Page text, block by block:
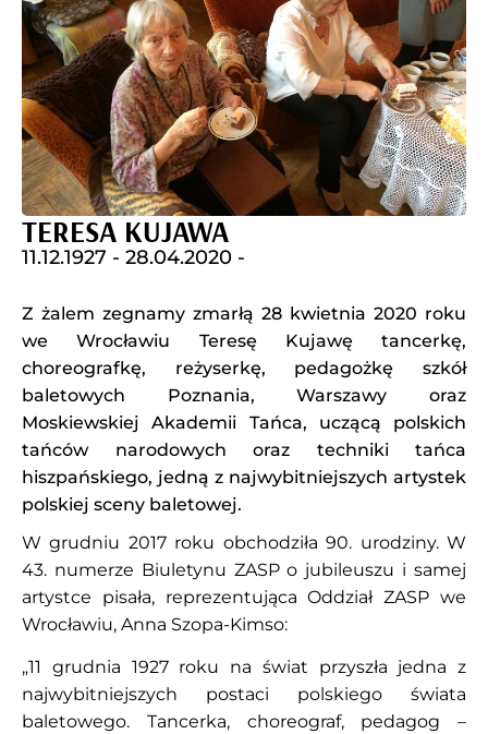
TERESA KUJAWA
11.12.1927 - 28.04.2020 -
Z żalem zegnamy zmarłą 28 kwietnia 2020 roku
we Wrocławiu Teresę Kujawę tancerkę,
choreografkę, reżyserkę, pedagożkę szkół
baletowych Poznania, Warszawy oraz
Moskiewskiej Akademii Tańca, uczącą polskich
tańców narodowych oraz techniki tańca
hiszpańskiego, jedną z najwybitniejszych artystek
polskiej sceny baletowej.
W grudniu 2017 roku obchodziła 90. urodziny. W
43. numerze Biuletynu ZASP o jubileuszu i samej
artystce pisała, reprezentująca Oddział ZASP we
Wrocławiu, Anna Szopa-Kimso:
„11 grudnia 1927 roku na świat przyszła jedna z
najwybitniejszych postaci polskiego świata
baletowego. Tancerka, choreograf, pedagog –